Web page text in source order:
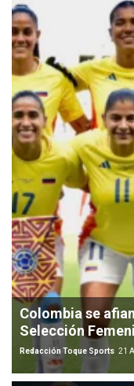
Colombia se
Selección
Redacción Toque Sports 21